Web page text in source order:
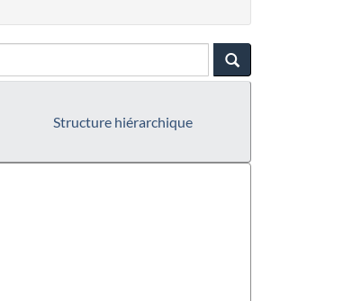
Structure hiérarchique